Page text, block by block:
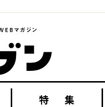
特 集